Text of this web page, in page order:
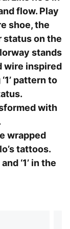
pour les
flow. Play
shoe, the
status on the
stands
wire inspired
pattern to
with
wrapped
tattoos.
‘1’ in the